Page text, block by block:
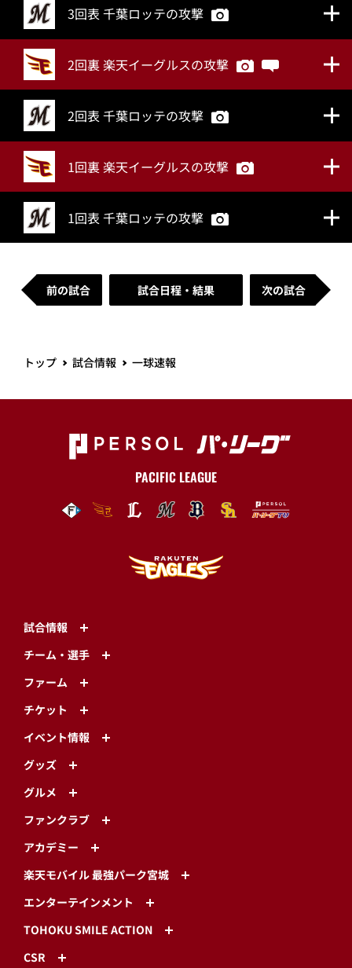
3回表 千葉ロッテの攻撃
2回裏 楽天イーグルスの攻撃
2回表 千葉ロッテの攻撃
1回裏 楽天イーグルスの攻撃
1回表 千葉ロッテの攻撃
前の試合 試合日程・結果 次の試合
トップ 試合情報 一球速報
PACIFIC LEAGUE
試合情報
チーム・選手
ファーム
チケット
イベント情報
グッズ
グルメ
ファンクラブ
アカデミー
楽天モバイル 最強パーク宮城
エンターテインメント
TOHOKU SMILE ACTION
CSR